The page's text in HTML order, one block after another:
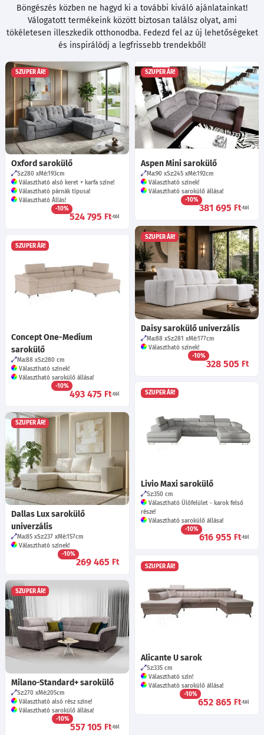
Böngészés közben ne hagyd ki a további kiváló ajánlatainkat!
Válogatott termékeink között biztosan találsz olyat, ami
tökéletesen illeszkedik otthonodba. Fedezd fel az új lehetőségeket
és inspirálódj a legfrissebb trendekből!
SZUPER ÁR!
Oxford sarokülő
Sz:280 Mé:193cm
Választható alsó keret + karfa színe!
Választható párnák típusa!
Választható Állás!
-10%
524 795 Ft-tól
SZUPER ÁR!
Aspen Mini sarokülő
Ma:90 Sz:245 Mé:192cm
Választható színek!
Választható sarokülő állása!
-10%
381 695 Ft-tól
SZUPER ÁR!
Daisy sarokülő univerzális
Ma:88 Sz:281 Mé:177cm
Választható színek!
-10%
328 505 Ft
SZUPER ÁR!
Concept One-Medium
sarokülő
Ma:88 Sz:280 cm
Választható színek!
Választható sarokülő állása!
-10%
493 475 Ft-tól SZUPER ÁR!
Livio Maxi sarokülő
Sz:350 cm
Választható Ülőfelület - karok felső
része!
Választható sarokülő állása!
-10%
616 955 Ft-tól
SZUPER ÁR!
Dallas Lux sarokülő
univerzális
Ma:85 Sz:237 Mé:157cm
Választható színek!
-10%
269 465 Ft SZUPER ÁR!
Alicante U sarok
Sz:335 cm
Választható szín!
Választható sarokülő állása!
-10%
652 865 Ft-tól
SZUPER ÁR!
Milano-Standard+ sarokülő
Sz:270 Mé:205cm
Választható alsó rész színe!
Választható sarokülő állása!
-10%
557 105 Ft-tól